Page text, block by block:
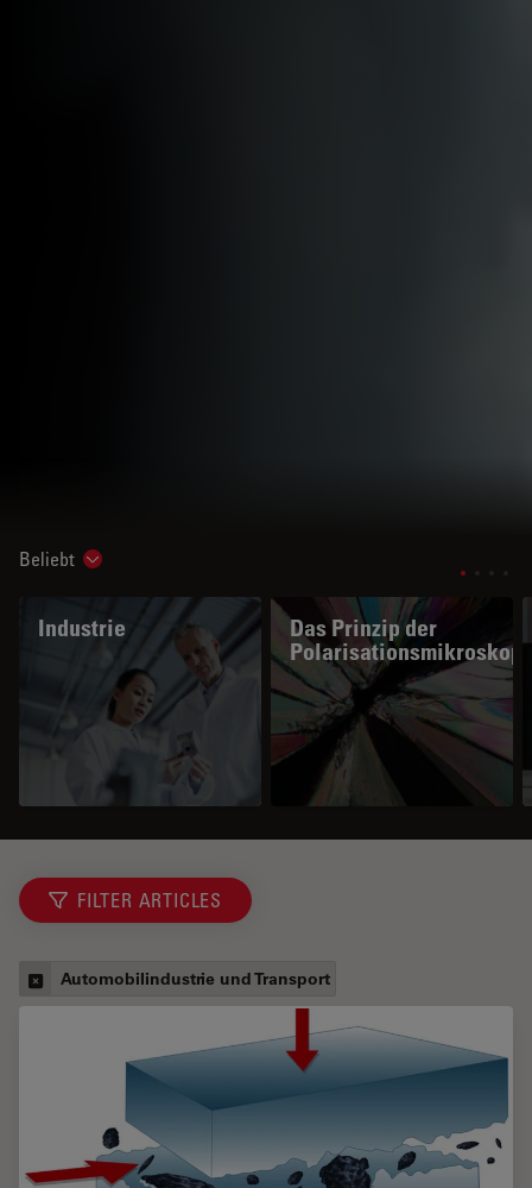
Beliebt Show subnavigation
Industrie
Das Prinzip der
FILTER ARTICLES
Automobilindustrie und Transport